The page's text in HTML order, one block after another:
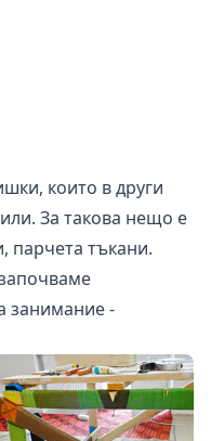
които в други
За такова нещо е
парчета тъкани.
занимание -